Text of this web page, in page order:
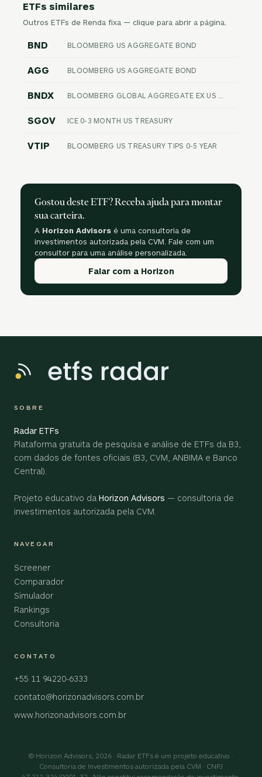
ETFs similares
Outros ETFs de Renda fixa — clique para abrir a página.
BND BLOOMBERG US AGGREGATE BOND
AGG BLOOMBERG US AGGREGATE BOND
BNDX
SGOV ICE 0-3 MONTH US TREASURY
VTIP BLOOMBERG US TREASURY TIPS 0-5 YEAR
Gostou deste ETF? Receba ajuda para montar
sua carteira.
A Horizon Advisors é uma consultoria de
investimentos autorizada pela CVM. Fale com um
consultor para uma análise personalizada.
Falar com a Horizon
SOBRE
Radar ETFs
Plataforma gratuita de pesquisa e análise de ETFs da B3,
com dados de fontes oficiais (B3, CVM, ANBIMA e Banco
Central).
Projeto educativo da Horizon Advisors — consultoria de
investimentos autorizada pela CVM.
NAVEGAR
Screener
Comparador
Simulador
Rankings
Consultoria
CONTATO
+55 11 94220-6333
contato@horizonadvisors.com.br
www.horizonadvisors.com.br
© Horizon Advisors, 2026 · Radar ETFs é um projeto educativo ·
Consultoria de Investimentos autorizada pela CVM · CNPJ